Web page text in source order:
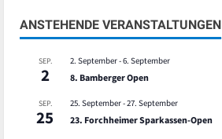
ANSTEHENDE VERANSTALTUNGEN
SEP.
2
2. September-6. September
8. Bamberger Open
SEP.
25
25. September-27. September
23. Forchheimer Sparkassen-Open